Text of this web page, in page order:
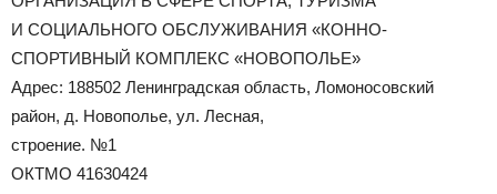
И СОЦИАЛЬНОГО ОБСЛУЖИВАНИЯ «КОННО-
СПОРТИВНЫЙ КОМПЛЕКС «НОВОПОЛЬЕ»
Адрес: 188502 Ленинградская область, Ломоносовский
район, д. Новополье, ул. Лесная,
строение. №1
ОКТМО 41630424